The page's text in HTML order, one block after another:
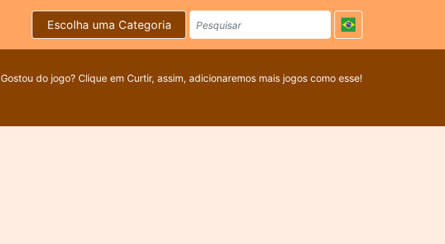
Escolha uma Categoria
Gostou do jogo? Clique em Curtir, assim, adicionaremos mais jogos como esse!